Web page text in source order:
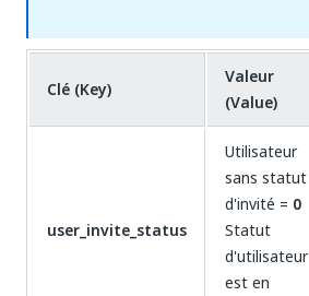
Clé (Key)
Valeur
(Value)
user_invite_status
Utilisateur
sans statut
d'invité = 0
Statut
d'utilisateur
est en